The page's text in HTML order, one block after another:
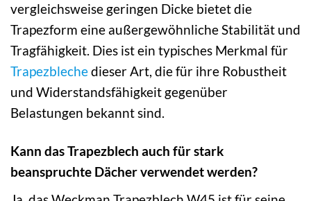
vergleichsweise geringen Dicke bietet die
Trapezform eine außergewöhnliche Stabilität und
Tragfähigkeit. Dies ist ein typisches Merkmal für
Trapezblechedieser Art, die für ihre Robustheit
und Widerstandsfähigkeit gegenüber
Belastungen bekannt sind.
Kann das Trapezblech auch für stark
beanspruchte Dächer verwendet werden?